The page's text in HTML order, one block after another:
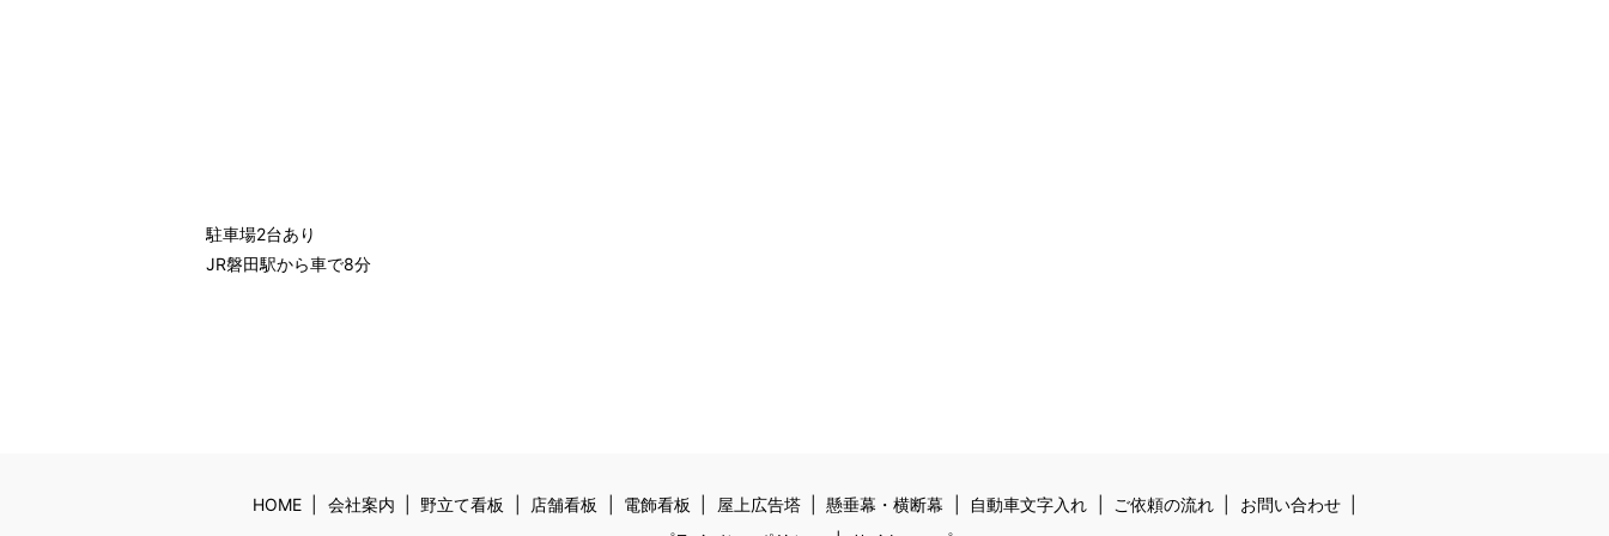
駐車場2台あり
JR磐田駅から車で8分
HOME 会社案内 野立て看板 店舗看板 電飾看板 屋上広告塔 懸垂幕・横断幕 自動車文字入れ ご依頼の流れ
お問い合わせ